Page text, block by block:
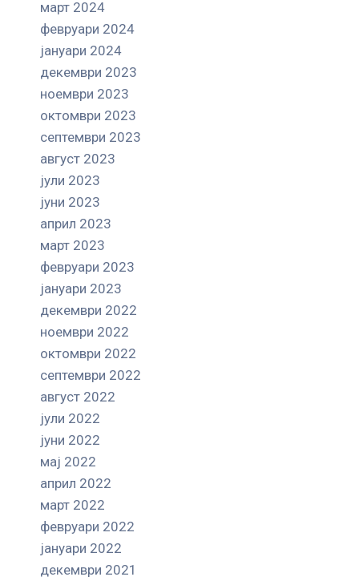
март 2024
февруари 2024
јануари 2024
декември 2023
ноември 2023
октомври 2023
септември 2023
август 2023
јули 2023
јуни 2023
април 2023
март 2023
февруари 2023
јануари 2023
декември 2022
ноември 2022
октомври 2022
септември 2022
август 2022
јули 2022
јуни 2022
мај 2022
април 2022
март 2022
февруари 2022
јануари 2022
декември 2021